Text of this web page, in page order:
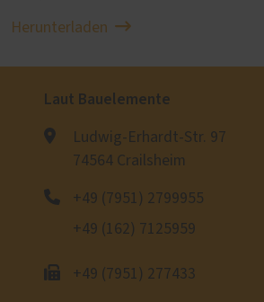
Herunterladen
Laut Bauelemente
Ludwig-Erhardt-Str. 97
74564 Crailsheim
+49 (7951) 2799955
+49 (162) 7125959
+49 (7951) 277433